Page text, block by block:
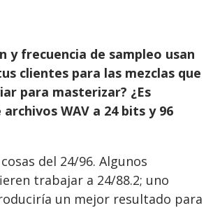
y frecuencia de sampleo usan
clientes para las mezclas que
para masterizar? ¿Es
WAV a 24 bits y 96
del 24/96. Algunos
trabajar a 24/88.2; uno
un mejor resultado para